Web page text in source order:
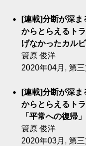
[連載]分断が深
からとらえるト
げなかったカル
簑原 俊洋
2020年04月, 第
[連載]分断が深
からとらえるト
「平常への復帰
簑原 俊洋
2020年03月, 第